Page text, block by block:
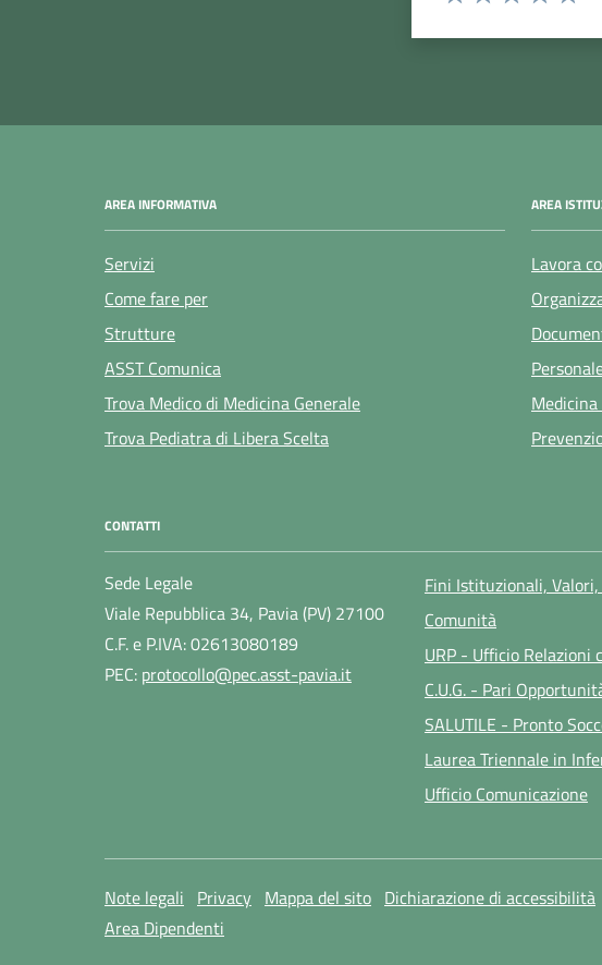
AREA INFORMATIVA
Servizi
Come fare per
Strutture
ASST Comunica
Trova Medico di Medicina Generale
Trova Pediatra di Libera Scelta
AREA
Lavora
CONTATTI
Sede Legale
Viale Repubblica 34, Pavia (PV) 27100
C.F. e P.IVA: 02613080189
PEC: protocollo@pec.asst-pavia.it
Fini Istituzionali,
Comunità
URP - Ufficio Relazioni
C.U.G. - Pari
SALUTILE - Pronto
Laurea Triennale in
Ufficio Comunicazione
Note legali Privacy Mappa del sito Dichiarazione di accessibilità
Area Dipendenti